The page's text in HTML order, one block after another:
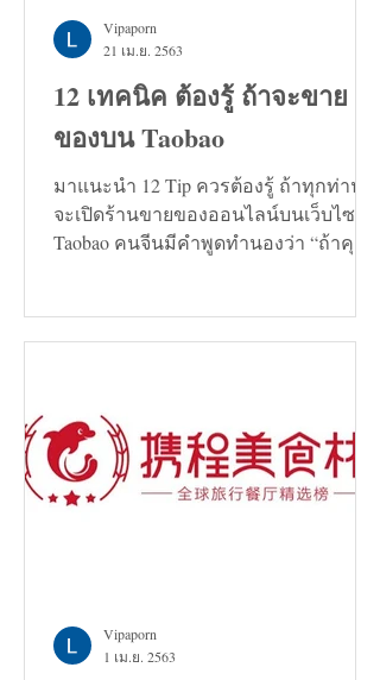
12 เทคนิค ต้องรู้ ถ้าจะขาย
ของบน Taobao
มาแนะนำ 12 Tip ควรต้องรู้ ถ้าทุกท่าน
จะเปิดร้านขายของออนไลน์บนเว็บไซต์
Taobao คนจีนมีคำพูดทำนองว่า “ถ้าคุณ
Vipaporn
21 เม.ย. 2563
Vipaporn
1 เม.ย. 2563